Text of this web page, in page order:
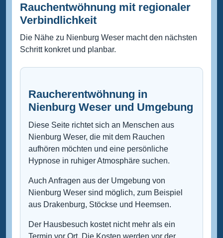
Rauchentwöhnung mit regionaler
Verbindlichkeit
Die Nähe zu Nienburg Weser macht den nächsten
Schritt konkret und planbar.
Raucherentwöhnung in
Nienburg Weser und Umgebung
Diese Seite richtet sich an Menschen aus
Nienburg Weser, die mit dem Rauchen
aufhören möchten und eine persönliche
Hypnose in ruhiger Atmosphäre suchen.
Auch Anfragen aus der Umgebung von
Nienburg Weser sind möglich, zum Beispiel
aus Drakenburg, Stöckse und Heemsen.
Der Hausbesuch kostet nicht mehr als ein
Termin vor Ort. Die Kosten werden vor der